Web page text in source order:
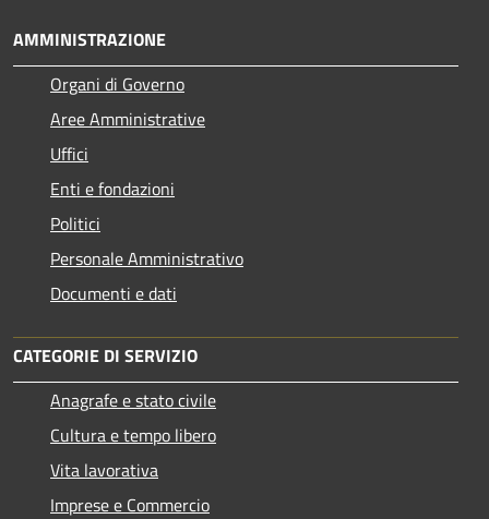
AMMINISTRAZIONE
Organi di Governo
Aree Amministrative
Uffici
Enti e fondazioni
Politici
Personale Amministrativo
Documenti e dati
CATEGORIE DI SERVIZIO
Anagrafe e stato civile
Cultura e tempo libero
Vita lavorativa
Imprese e Commercio